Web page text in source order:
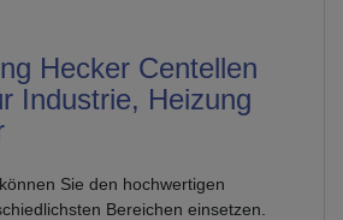
Hecker Centellen
Industrie, Heizung
Sie den hochwertigen
Bereichen einsetzen.